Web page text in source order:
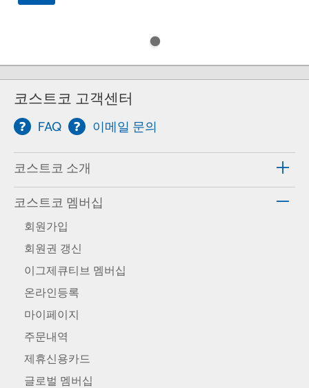
코스트코 고객센터
FAQ 이메일 문의
코스트코 소개
코스트코 멤버십
회원가입
회원권 갱신
이그제큐티브 멤버십
온라인등록
마이페이지
주문내역
제휴신용카드
글로벌 멤버십